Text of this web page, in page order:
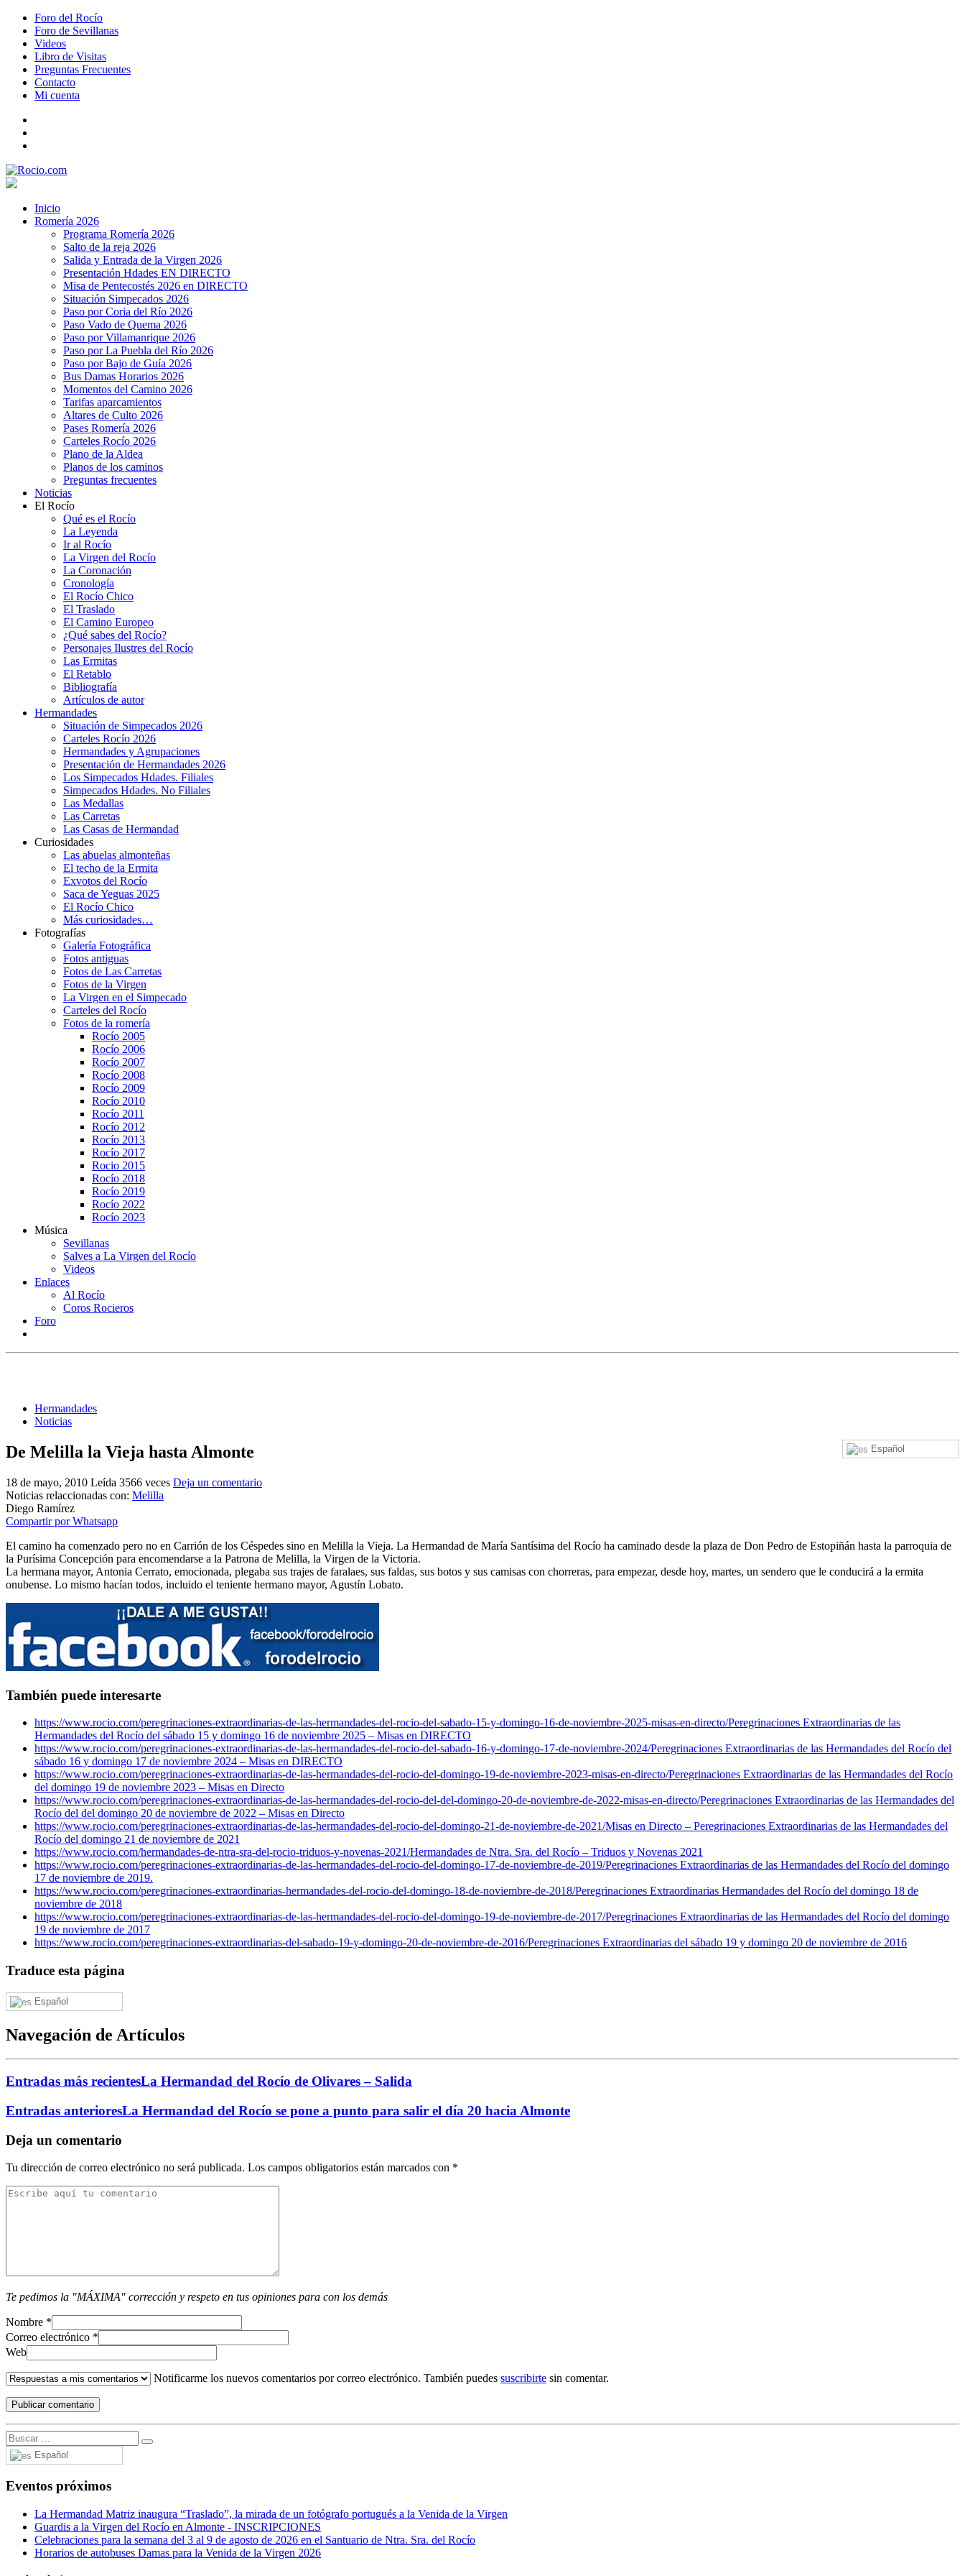
Foro del Rocío
Foro de Sevillanas
Videos
Libro de Visitas
Preguntas Frecuentes
Contacto
Mi cuenta
Inicio
Romería 2026
Programa Romería 2026
Salto de la reja 2026
Salida y Entrada de la Virgen 2026
Presentación Hdades EN DIRECTO
Misa de Pentecostés 2026 en DIRECTO
Situación Simpecados 2026
Paso por Coria del Río 2026
Paso Vado de Quema 2026
Paso por Villamanrique 2026
Paso por La Puebla del Río 2026
Paso por Bajo de Guía 2026
Bus Damas Horarios 2026
Momentos del Camino 2026
Tarifas aparcamientos
Altares de Culto 2026
Pases Romería 2026
Carteles Rocío 2026
Plano de la Aldea
Planos de los caminos
Preguntas frecuentes
Noticias
El Rocío
Qué es el Rocío
La Leyenda
Ir al Rocío
La Virgen del Rocío
La Coronación
Cronología
El Rocío Chico
El Traslado
El Camino Europeo
¿Qué sabes del Rocío?
Personajes Ilustres del Rocío
Las Ermitas
El Retablo
Bibliografía
Artículos de autor
Hermandades
Situación de Simpecados 2026
Carteles Rocío 2026
Hermandades y Agrupaciones
Presentación de Hermandades 2026
Los Simpecados Hdades. Filiales
Simpecados Hdades. No Filiales
Las Medallas
Las Carretas
Las Casas de Hermandad
Curiosidades
Las abuelas almonteñas
El techo de la Ermita
Exvotos del Rocío
Saca de Yeguas 2025
El Rocío Chico
Más curiosidades…
Fotografías
Galería Fotográfica
Fotos antiguas
Fotos de Las Carretas
Fotos de la Virgen
La Virgen en el Simpecado
Carteles del Rocío
Fotos de la romería
Rocío 2005
Rocío 2006
Rocío 2007
Rocío 2008
Rocío 2009
Rocío 2010
Rocío 2011
Rocío 2012
Rocío 2013
Rocío 2017
Rocio 2015
Rocío 2018
Rocío 2019
Rocío 2022
Rocío 2023
Música
Sevillanas
Salves a La Virgen del Rocío
Videos
Enlaces
Al Rocío
Coros Rocieros
Foro
Hermandades
Noticias
Español
De Melilla la Vieja hasta Almonte
18 de mayo, 2010 Leída 3566 veces Deja un comentario
Noticias relaccionadas con: Melilla
Diego Ramírez
Compartir por Whatsapp
El camino ha comenzado pero no en Carrión de los Céspedes sino en Melilla la Vieja. La Hermandad de María Santísima del Rocío ha caminado desde la plaza de Don Pedro de Estopiñán hasta la parroquia de
la Purísima Concepción para encomendarse a la Patrona de Melilla, la Virgen de la Victoria.
La hermana mayor, Antonia Cerrato, emocionada, plegaba sus trajes de faralaes, sus faldas, sus botos y sus camisas con chorreras, para empezar, desde hoy, martes, un sendero que le conducirá a la ermita
onubense. Lo mismo hacían todos, incluido el teniente hermano mayor, Agustín Lobato.
También puede interesarte
https://www.rocio.com/peregrinaciones-extraordinarias-de-las-hermandades-del-rocio-del-sabado-15-y-domingo-16-de-noviembre-2025-misas-en-directo/Peregrinaciones Extraordinarias de las
Hermandades del Rocío del sábado 15 y domingo 16 de noviembre 2025 – Misas en DIRECTO
https://www.rocio.com/peregrinaciones-extraordinarias-de-las-hermandades-del-rocio-del-sabado-16-y-domingo-17-de-noviembre-2024/Peregrinaciones Extraordinarias de las Hermandades del Rocío del
sábado 16 y domingo 17 de noviembre 2024 – Misas en DIRECTO
https://www.rocio.com/peregrinaciones-extraordinarias-de-las-hermandades-del-rocio-del-domingo-19-de-noviembre-2023-misas-en-directo/Peregrinaciones Extraordinarias de las Hermandades del Rocío
del domingo 19 de noviembre 2023 – Misas en Directo
https://www.rocio.com/peregrinaciones-extraordinarias-de-las-hermandades-del-rocio-del-del-domingo-20-de-noviembre-de-2022-misas-en-directo/Peregrinaciones Extraordinarias de las Hermandades del
Rocío del del domingo 20 de noviembre de 2022 – Misas en Directo
https://www.rocio.com/peregrinaciones-extraordinarias-de-las-hermandades-del-rocio-del-domingo-21-de-noviembre-de-2021/Misas en Directo – Peregrinaciones Extraordinarias de las Hermandades del
Rocío del domingo 21 de noviembre de 2021
https://www.rocio.com/hermandades-de-ntra-sra-del-rocio-triduos-y-novenas-2021/Hermandades de Ntra. Sra. del Rocío – Triduos y Novenas 2021
https://www.rocio.com/peregrinaciones-extraordinarias-de-las-hermandades-del-rocio-del-domingo-17-de-noviembre-de-2019/Peregrinaciones Extraordinarias de las Hermandades del Rocío del domingo
17 de noviembre de 2019.
https://www.rocio.com/peregrinaciones-extraordinarias-hermandades-del-rocio-del-domingo-18-de-noviembre-de-2018/Peregrinaciones Extraordinarias Hermandades del Rocío del domingo 18 de
noviembre de 2018
https://www.rocio.com/peregrinaciones-extraordinarias-de-las-hermandades-del-rocio-del-domingo-19-de-noviembre-de-2017/Peregrinaciones Extraordinarias de las Hermandades del Rocío del domingo
19 de noviembre de 2017
https://www.rocio.com/peregrinaciones-extraordinarias-del-sabado-19-y-domingo-20-de-noviembre-de-2016/Peregrinaciones Extraordinarias del sábado 19 y domingo 20 de noviembre de 2016
Traduce esta página
Español
Navegación de Artículos
Entradas más recientesLa Hermandad del Rocío de Olivares – Salida
Entradas anterioresLa Hermandad del Rocío se pone a punto para salir el día 20 hacia Almonte
Deja un comentario
Tu dirección de correo electrónico no será publicada. Los campos obligatorios están marcados con *
Te pedimos la "MÁXIMA" corrección y respeto en tus opiniones para con los demás
Nombre *
Correo electrónico *
Web
Notificarme los nuevos comentarios por correo electrónico. También puedes suscribirte sin comentar.
Español
Eventos próximos
La Hermandad Matriz inaugura “Traslado”, la mirada de un fotógrafo portugués a la Venida de la Virgen
Guardis a la Virgen del Rocío en Almonte - INSCRIPCIONES
Celebraciones para la semana del 3 al 9 de agosto de 2026 en el Santuario de Ntra. Sra. del Rocío
Horarios de autobuses Damas para la Venida de la Virgen 2026